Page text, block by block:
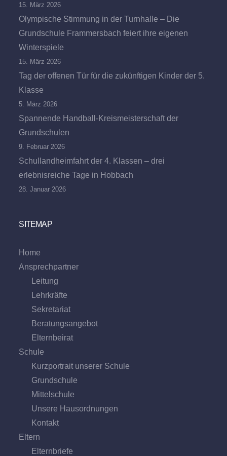
15. März 2026
Olympische Stimmung in der Turnhalle – Die
Grundschule Frammersbach feiert ihre eigenen
Winterspiele
15. März 2026
Tag der offenen Tür für die zukünftigen Kinder der 5.
Klasse
5. März 2026
Spannende Handball-Kreismeisterschaft der
Grundschulen
9. Februar 2026
Schullandheimfahrt der 4. Klassen – drei
erlebnisreiche Tage in Hobbach
28. Januar 2026
SITEMAP
Home
Ansprechpartner
Leitung
Lehrkräfte
Sekretariat
Beratungs­angebot
Eltern­beirat
Schule
Kurzportrait unserer Schule
Grund­schule
Mittel­schule
Unsere Hausordnungen
Kontakt
Eltern
Elternbriefe